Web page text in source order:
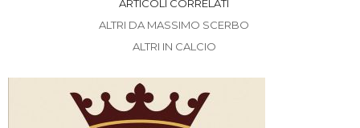
ARTICOLI CORRELATI
ALTRI DA MASSIMO SCERBO
ALTRI IN CALCIO